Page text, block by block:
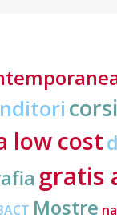
low cost
gratis
Mostre